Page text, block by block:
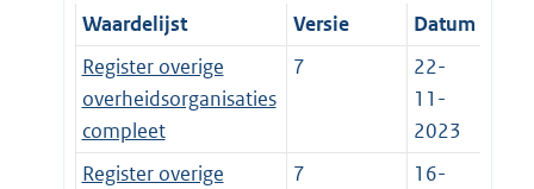
Waardelijst Versie
Datum
Register overige
overheidsorganisaties
compleet
7
22-
11-
2023
Register overige
7
16-